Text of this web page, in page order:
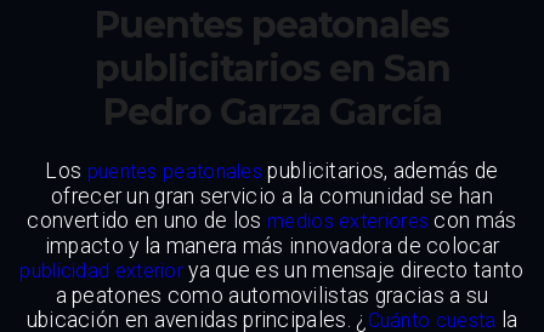
Puentes peatonales
publicitarios en San
Pedro Garza García
Los puentes peatonales publicitarios, además de
ofrecer un gran servicio a la comunidad se han
convertido en uno de los medios exteriores con más
impacto y la manera más innovadora de colocar
publicidad exterior ya que es un mensaje directo tanto
a peatones como automovilistas gracias a su
ubicación en avenidas principales. ¿ Cuánto cuesta la